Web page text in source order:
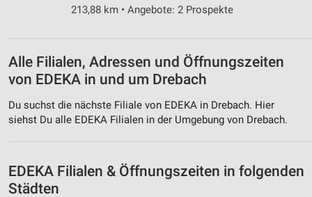
213,88 km • Angebote: 2 Prospekte
Alle Filialen, Adressen und Öffnungszeiten
von EDEKA in und um Drebach
Du suchst die nächste Filiale von EDEKA in Drebach. Hier
siehst Du alle EDEKA Filialen in der Umgebung von Drebach.
EDEKA Filialen & Öffnungszeiten in folgenden
Städten